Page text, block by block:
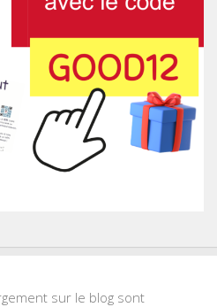
sur le blog sont